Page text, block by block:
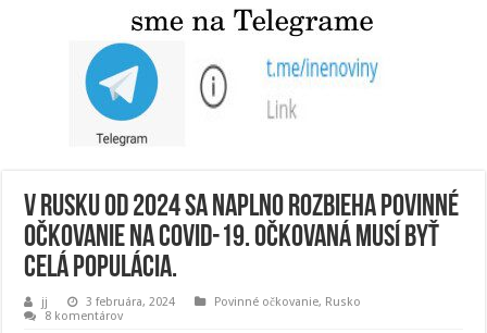
V Rusku od 2024 sa naplno rozbieha povinné
očkovanie na COVID-19. Očkovaná musí byť
celá populácia.
jj 3 februára, 2024 Povinné očkovanie, Rusko
8 komentárov